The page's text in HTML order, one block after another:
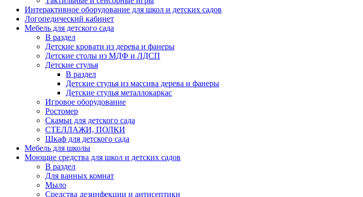
Интерактивное оборудование для школ и детских садов
Логопедический кабинет
Мебель для детского сада
В раздел
Детские кровати из дерева и фанеры
Детские столы из МДФ и ЛДСП
Детские стулья
В раздел
Детские стулья из массива дерева и фанеры
Детские стулья металлокаркас
Игровое оборудование
Ростомер
Скамьи для детского сада
СТЕЛЛАЖИ, ПОЛКИ
Шкаф для детского сада
Мебель для школы
Моющие средства для школ и детских садов
В раздел
Для ванных комнат
Мыло
Средства дезинфекции и антисептики